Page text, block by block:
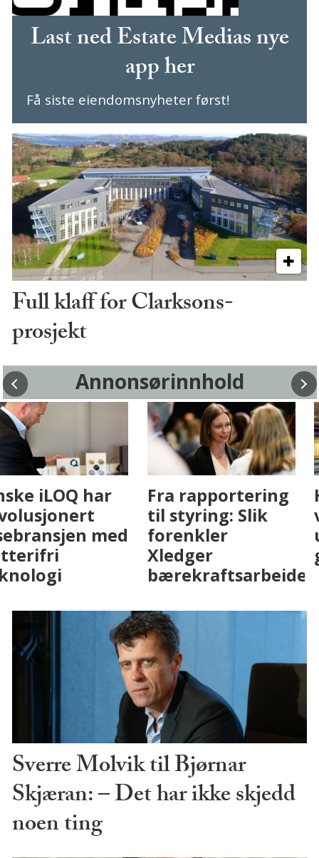
Last ned Estate Medias nye
app her
Få siste eiendomsnyheter først!
Full klaff for Clarksons-
prosjekt
Annonsørinnhold
Fenistra endrer
eiendomsbransjen
med AI. Slik ser vi
på fremtiden
Finske iLOQ har
revolusjonert
låsebransjen med
batterifri
teknologi
Sverre Molvik til Bjørnar
Skjæran: – Det har ikke skjedd
noen ting